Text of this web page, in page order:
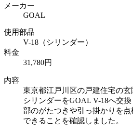
メーカー
GOAL
使用部品
V-18（シリンダー）
料金
31,780円
内容
東京都江戸川区の戸建住宅の
シリンダーをGOAL V-18へ交
部のがたつきや引っ掛かりを
できることを確認しました。